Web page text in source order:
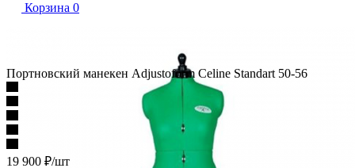
Корзина 0
Портновский манекен Adjustoform Celine Standart 50-56
19 900 ₽/шт